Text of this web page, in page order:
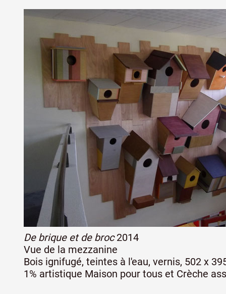
Formation
Événements
1% œuvres dans
public
Réseau
Artistes
De brique et de broc2014
Vue de la mezzanine
Bois ignifugé, teintes à l'eau, vernis, 502 x
1% artistique Maison pour tous et Crèche